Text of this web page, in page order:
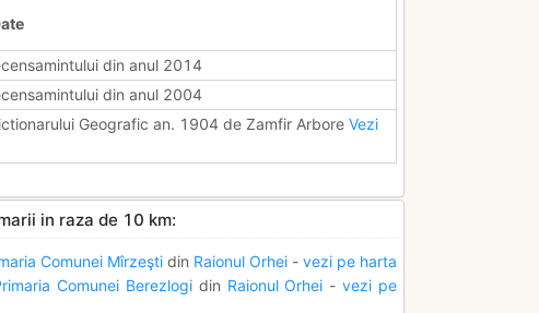
din anul 2014
din anul 2004
Geografic an. 1904 de Zamfir Arbore Vezi
in raza de 10 km:
Comunei Mîrzeşti din Raionul Orhei - vezi pe harta
Comunei Berezlogidin Raionul Orhei -vezi pe